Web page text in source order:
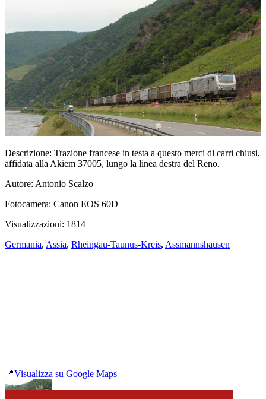
Descrizione: Trazione francese in testa a questo merci di carri chiusi,
affidata alla Akiem 37005, lungo la linea destra del Reno.
Autore: Antonio Scalzo
Fotocamera: Canon EOS 60D
Visualizzazioni: 1814
Germania, Assia, Rheingau-Taunus-Kreis, Assmannshausen
📍Visualizza su Google Maps